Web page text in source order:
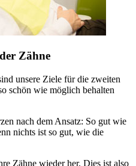
Zähne
unsere Ziele für die zweiten
schön wie möglich behalten
nach dem Ansatz: So gut wie
nichts ist so gut, wie die
Zähne wieder her. Dies ist also